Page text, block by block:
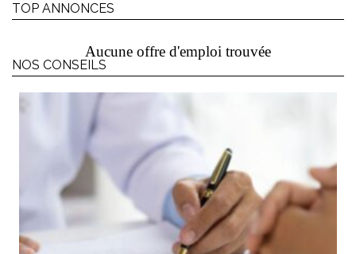
TOP ANNONCES
Aucune offre d'emploi trouvée
NOS CONSEILS